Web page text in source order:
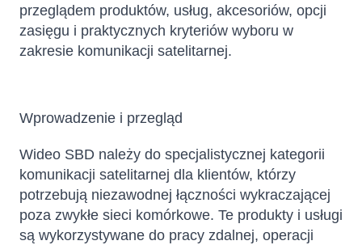
przeglądem produktów, usług, akcesoriów, opcji
zasięgu i praktycznych kryteriów wyboru w
zakresie komunikacji satelitarnej.
Wprowadzenie i przegląd
Wideo SBD należy do specjalistycznej kategorii
komunikacji satelitarnej dla klientów, którzy
potrzebują niezawodnej łączności wykraczającej
poza zwykłe sieci komórkowe. Te produkty i usługi
są wykorzystywane do pracy zdalnej, operacji